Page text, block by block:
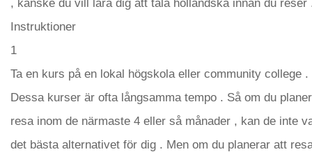
, kanske du vill lära dig att tala holländska innan du reser
Instruktioner
1
Ta en kurs på en lokal högskola eller community college .
Dessa kurser är ofta långsamma tempo . Så om du
resa inom de närmaste 4 eller så månader , kan de inte
det bästa alternativet för dig . Men om du planerar att